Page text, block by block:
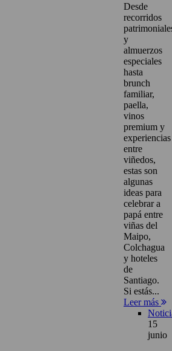
Desde
recorridos
y
almuerzos
especiales
hasta
brunch
familiar,
paella,
vinos
premium y
experiencias
entre
viñedos,
estas son
algunas
ideas para
celebrar a
papá entre
viñas del
Maipo,
Colchagua
y hoteles
de
Santiago.
Si estás...
Leer más
15
junio